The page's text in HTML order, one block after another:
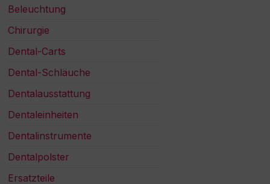
Beleuchtung
Chirurgie
Dental-Carts
Dental-Schläuche
Dentalausstattung
Dentaleinheiten
Dentalinstrumente
Dentalpolster
Ersatzteile